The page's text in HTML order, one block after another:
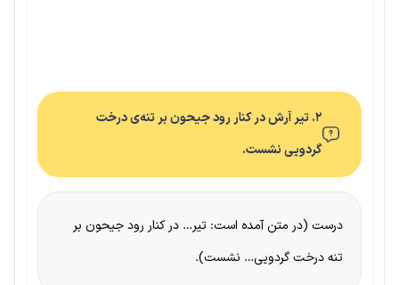
۲. تیر آرش در کنار رود جیحون بر تنه‌ی درخت
گردویی نشست.
درست (در متن آمده است: تیر… در کنار رود جیحون بر
تنه درخت گردویی… نشست).